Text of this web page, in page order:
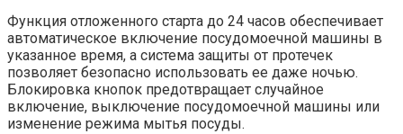
Функция отложенного старта до 24 часов обеспечивает
автоматическое включение посудомоечной машины в
указанное время, а система защиты от протечек
позволяет безопасно использовать ее даже ночью.
Блокировка кнопок предотвращает случайное
включение, выключение посудомоечной машины или
изменение режима мытья посуды.